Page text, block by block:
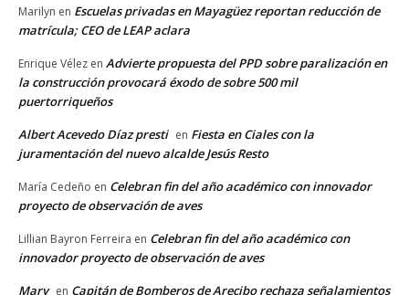
Marilyn en Escuelas privadas en Mayagüez reportan reducción de
matrícula; CEO de LEAP aclara
Enrique Vélez en Advierte propuesta del PPD sobre paralización en
la construcción provocará éxodo de sobre 500 mil
puertorriqueños
Albert Acevedo Díaz presti en Fiesta en Ciales con la
juramentación del nuevo alcalde Jesús Resto
María Cedeño en Celebran fin del año académico con innovador
proyecto de observación de aves
Lillian Bayron Ferreira en Celebran fin del año académico con
innovador proyecto de observación de aves
Mary en Capitán de Bomberos de Arecibo rechaza señalamientos